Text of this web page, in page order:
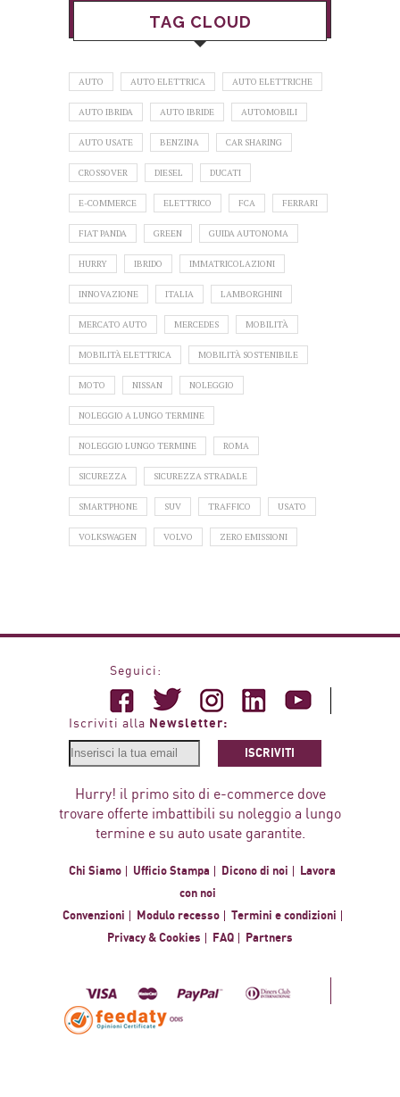
TAG CLOUD
AUTO AUTO ELETTRICA AUTO ELETTRICHE
AUTO IBRIDA AUTO IBRIDE AUTOMOBILI
AUTO USATE BENZINA CAR SHARING
CROSSOVER DIESEL DUCATI
E-COMMERCE ELETTRICO FCA FERRARI
FIAT PANDA GREEN GUIDA AUTONOMA
HURRY IBRIDO IMMATRICOLAZIONI
INNOVAZIONE ITALIA LAMBORGHINI
MERCATO AUTO MERCEDES MOBILITÀ
MOBILITÀ ELETTRICA MOBILITÀ SOSTENIBILE
MOTO NISSAN NOLEGGIO
NOLEGGIO A LUNGO TERMINE
NOLEGGIO LUNGO TERMINE ROMA
SICUREZZA SICUREZZA STRADALE
SMARTPHONE SUV TRAFFICO USATO
VOLKSWAGEN VOLVO ZERO EMISSIONI
Seguici:
Iscriviti alla Newsletter:
ISCRIVITI
Hurry! il primo sito di e-commerce dove
trovare offerte imbattibili su noleggio a lungo
termine e su auto usate garantite.
Chi Siamo Ufficio Stampa Dicono di noi
Lavora
con noi
Convenzioni
Modulo recesso
Termini e condizioni
Privacy & Cookies
FAQ Partners